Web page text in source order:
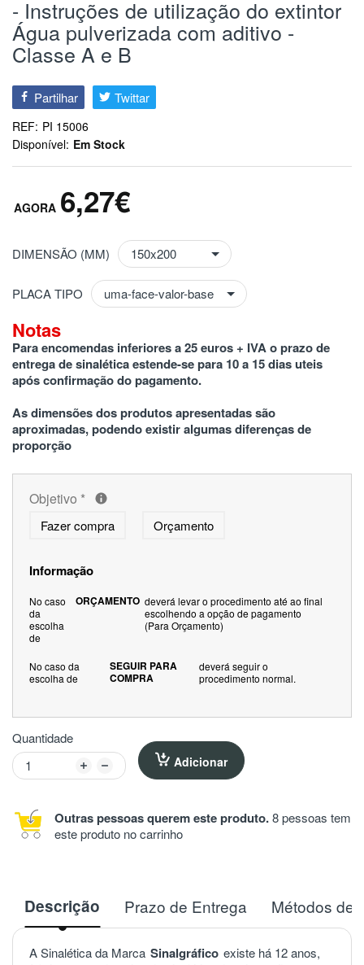
- Instruções de utilização do extintor
Água pulverizada com aditivo -
Classe A e B
Partilhar Twittar
REF: PI 15006
Disponível: Em Stock
6,27€
DIMENSÃO (MM)
PLACA TIPO
Notas
Para encomendas inferiores a 25 euros + IVA o prazo de
entrega de sinalética estende-se para 10 a 15 dias uteis
após confirmação do pagamento.
As dimensões dos produtos apresentadas são
aproximadas, podendo existir algumas diferenças de
proporção
Objetivo *
Fazer compra Orçamento
Informação
No caso
da
escolha
de
ORÇAMENTO deverá levar o procedimento até ao final
escolhendo a opção de pagamento
(Para Orçamento)
No caso da
escolha de
SEGUIR PARA
COMPRA
deverá seguir o
procedimento normal.
Quantidade
Adicionar
Outras pessoas querem este produto.8 pessoas tem
este produto no carrinho
Descrição Prazo de Entrega Métodos de
A Sinalética da Marca Sinalgráfico existe há 12 anos,